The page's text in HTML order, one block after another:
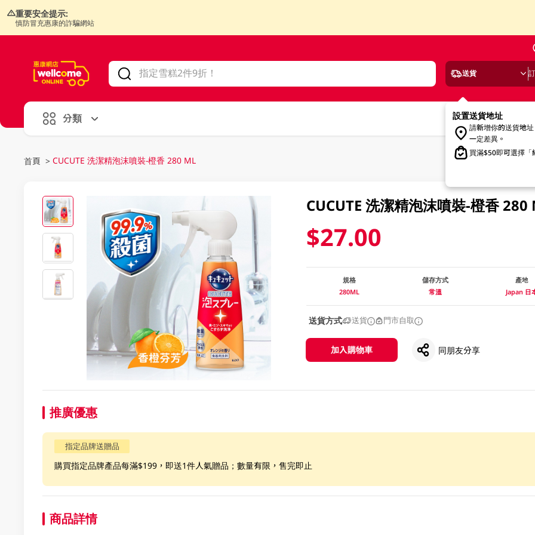
重要安全提示:
慎防冒充惠康的詐騙網站
送貨
設置送貨地址
請新增你的送貨地
一定差異。
買滿$50即可選擇「
分類
首頁 > CUCUTE 洗潔精泡沫噴裝-橙香 280 ML
CUCUTE 洗潔精泡沫噴裝-橙香 280
$27.00
規格
280ML
儲存方式
常溫
產地
Japan 日
送貨方式 送貨 門市自取
加入購物車 同朋友分享
推廣優惠
指定品牌送贈品
購買指定品牌產品每滿$199，即送1件人氣贈品；數量有限，售完即止
商品詳情